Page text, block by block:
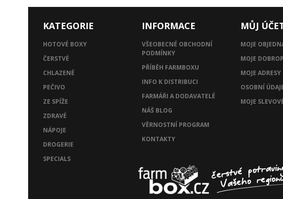
KATEGORIE
HOTOVÉ BOXY
ČERSTVÉ
CHLAZENÉ
PEČIVO
ZE SPÍŽE
ZDRAVÉ
NÁPOJE
DROGERIE
SPECIALS
INFORMACE
VŠEOBECNÉ OBCHODNÍ
PODMÍNKY
PŘÍBĚH FARMBOXU
INFO K DISTRIBUCI
FARMÁŘI A DODAVATELÉ
NÁŠ BLOG
VĚRNOSTNÍ PROGRAM
KONTAKTY
MŮJ
MOJE
MOJE
MOJE ADRESY
OSOBNÍ
MOJE